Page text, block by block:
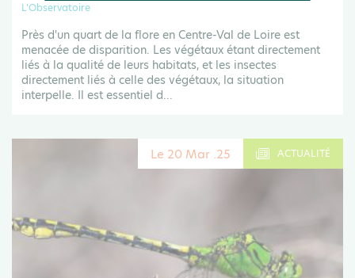
L'Observatoire
Près d'un quart de la flore en Centre-Val de Loire est
menacée de disparition. Les végétaux étant directement
liés à la qualité de leurs habitats, et les insectes
directement liés à celle des végétaux, la situation
interpelle. Il est essentiel d...
Le 20 Mar .25 ACTUALITÉ